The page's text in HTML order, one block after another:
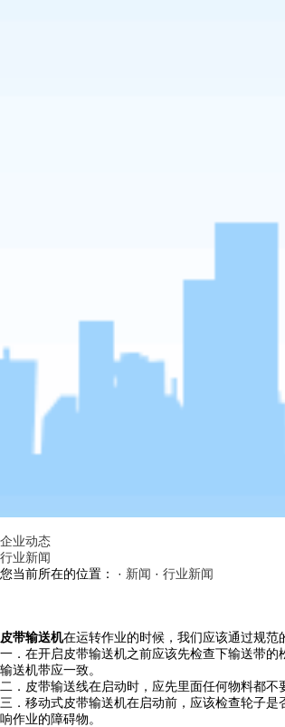
企业动态
行业新闻
您当前所在的位置： · 新闻 · 行业新闻
皮带输送机在运转作业的时候，我们应该通过规范
一．在开启皮带输送机之前应该先检查下输送带
输送机带应一致。
二．皮带输送线在启动时，应先里面任何物料都
三．移动式皮带输送机在启动前，应该检查轮子
响作业的障碍物。